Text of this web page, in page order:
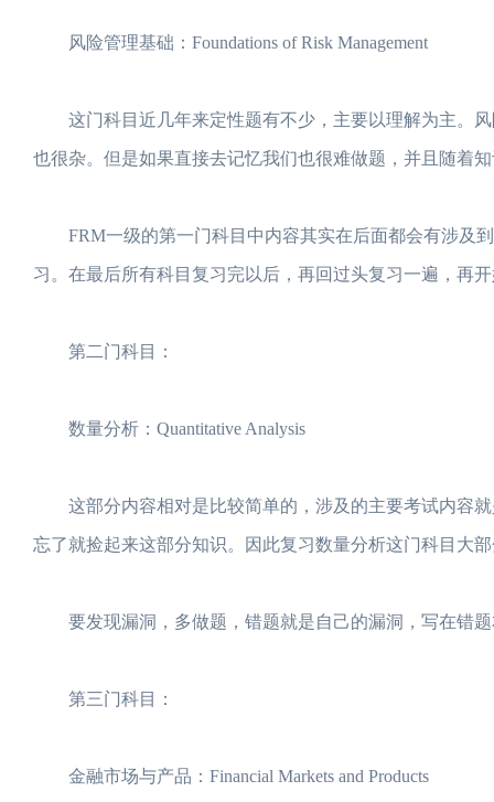
风险管理基础：Foundations of Risk Management
这门科目近几年来定性题有不少，主要以理解为主。风
也很杂。但是如果直接去记忆我们也很难做题，并且随着
FRM一级的第一门科目中内容其实在后面都会有涉及到
习。在最后所有科目复习完以后，再回过头复习一遍，再
第二门科目：
数量分析：Quantitative Analysis
这部分内容相对是比较简单的，涉及的主要考试内容就
忘了就捡起来这部分知识。因此复习数量分析这门科目大
要发现漏洞，多做题，错题就是自己的漏洞，写在错题
第三门科目：
金融市场与产品：Financial Markets and Products